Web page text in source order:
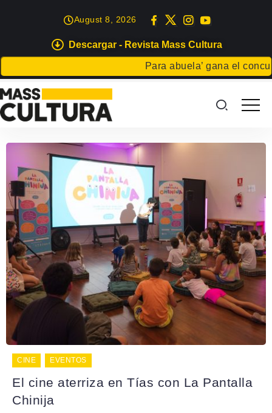
Descargar - Revista Mass Cultura
Para abuela’ gana el
August 8, 2026
CINE EVENTOS
El cine aterriza en Tías con La Pantalla
Chinija